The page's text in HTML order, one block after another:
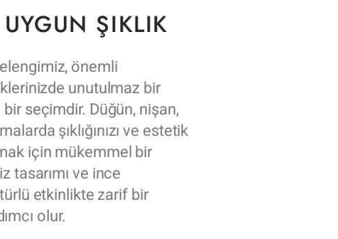
ŞIKLIK
önemli
unutulmaz bir
seçimdir. Düğün, nişan,
şıklığınızı ve estetik
için mükemmel bir
tasarımı ve ince
etkinlikte zarif bir
olur.